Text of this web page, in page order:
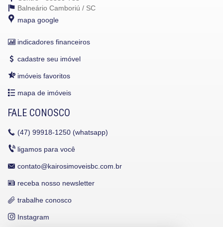
Balneário Camboriú / SC
mapa google
indicadores financeiros
cadastre seu imóvel
imóveis favoritos
mapa de imóveis
FALE CONOSCO
(47) 99918-1250 (whatsapp)
ligamos para você
contato@kairosimoveisbc.com.br
receba nosso newsletter
trabalhe conosco
Instagram